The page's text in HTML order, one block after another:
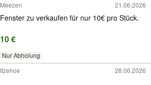
Meezen 21.06.2026
Fenster zu verkaufen für nur 10€ pro Stück.
10 €
Nur Abholung
Itzehoe 28.06.2026